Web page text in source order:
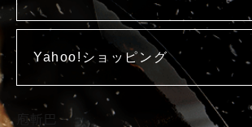
Yahoo!ショッピング
庖斬巴